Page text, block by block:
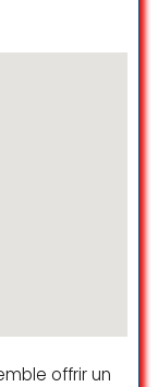
☆ 5/5
cabinet
offrir un